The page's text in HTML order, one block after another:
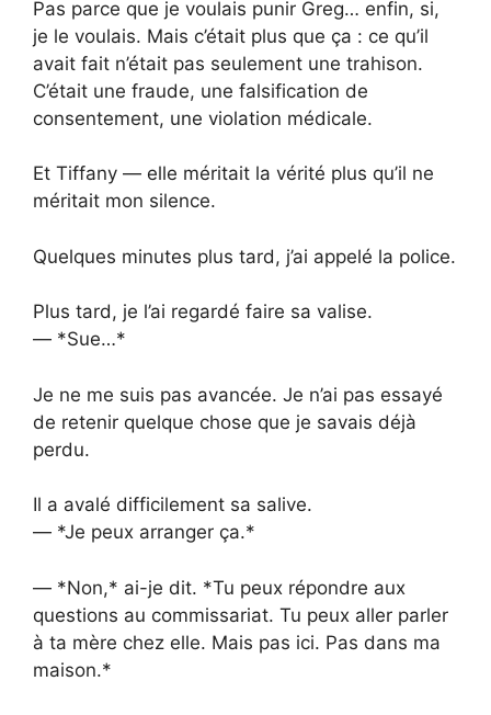
Pas parce que je voulais punir Greg… enfin, si,
je le voulais. Mais c’était plus que ça : ce qu’il
avait fait n’était pas seulement une trahison.
C’était une fraude, une falsification de
consentement, une violation médicale.
Et Tiffany — elle méritait la vérité plus qu’il ne
méritait mon silence.
Quelques minutes plus tard, j’ai appelé la police.
Plus tard, je l’ai regardé faire sa valise.
— *Sue…*
Je ne me suis pas avancée. Je n’ai pas essayé
de retenir quelque chose que je savais déjà
perdu.
Il a avalé difficilement sa salive.
— *Je peux arranger ça.*
— *Non,* ai-je dit. *Tu peux répondre aux
questions au commissariat. Tu peux aller parler
à ta mère chez elle. Mais pas ici. Pas dans ma
maison.*